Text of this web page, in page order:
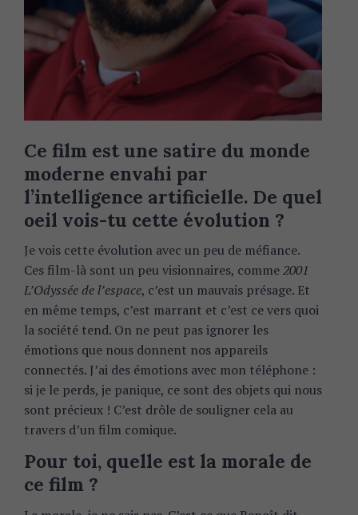
Ce film est une satire du monde
moderne envahi par
l’intelligence artificielle. De quel
oeil vois-tu cette évolution ?
Je vois cette évolution avec un peu de méfiance.
Ces film-là sont un peu visionnaires, comme2001
L’Odyssée de l’espace, c’est un mauvais présage. Et
en même temps, c’est marrant et c’est ce vers quoi
la société tend. On ne peut pas ignorer les
émotions que nous donnent nos appareils
connectés. J’ai des émotions avec mon téléphone :
si je le perds, je panique, ce sont des objets qui nous
sont précieux ! C’est drôle de souligner cela au
travers d’un film comique.
Pour toi, quelle est la morale de
ce film ?